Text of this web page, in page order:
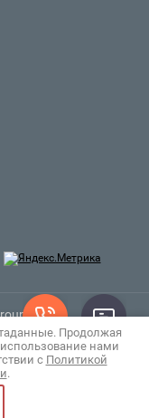
вещества
Продолжая
нами
с Политикой
.